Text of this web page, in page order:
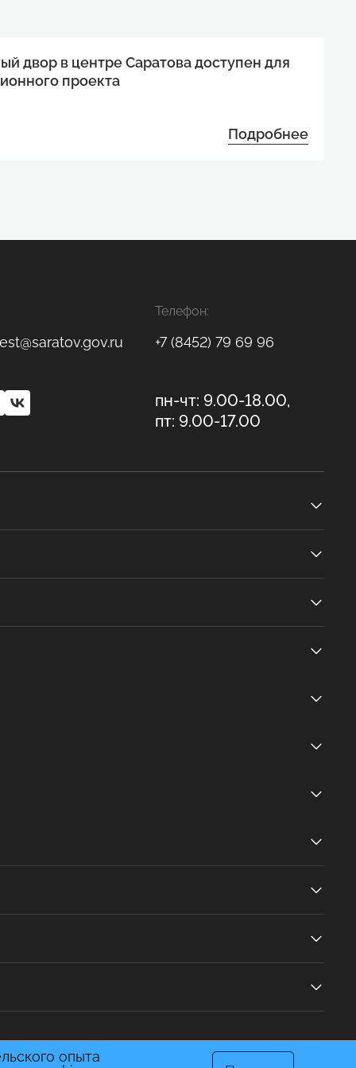
двор в центре Саратова доступен для
проекта
Подробнее
Телефон:
+7 (8452) 79 69 96
пн-чт: 9.00-18.00,
пт: 9.00-17.00
опыта